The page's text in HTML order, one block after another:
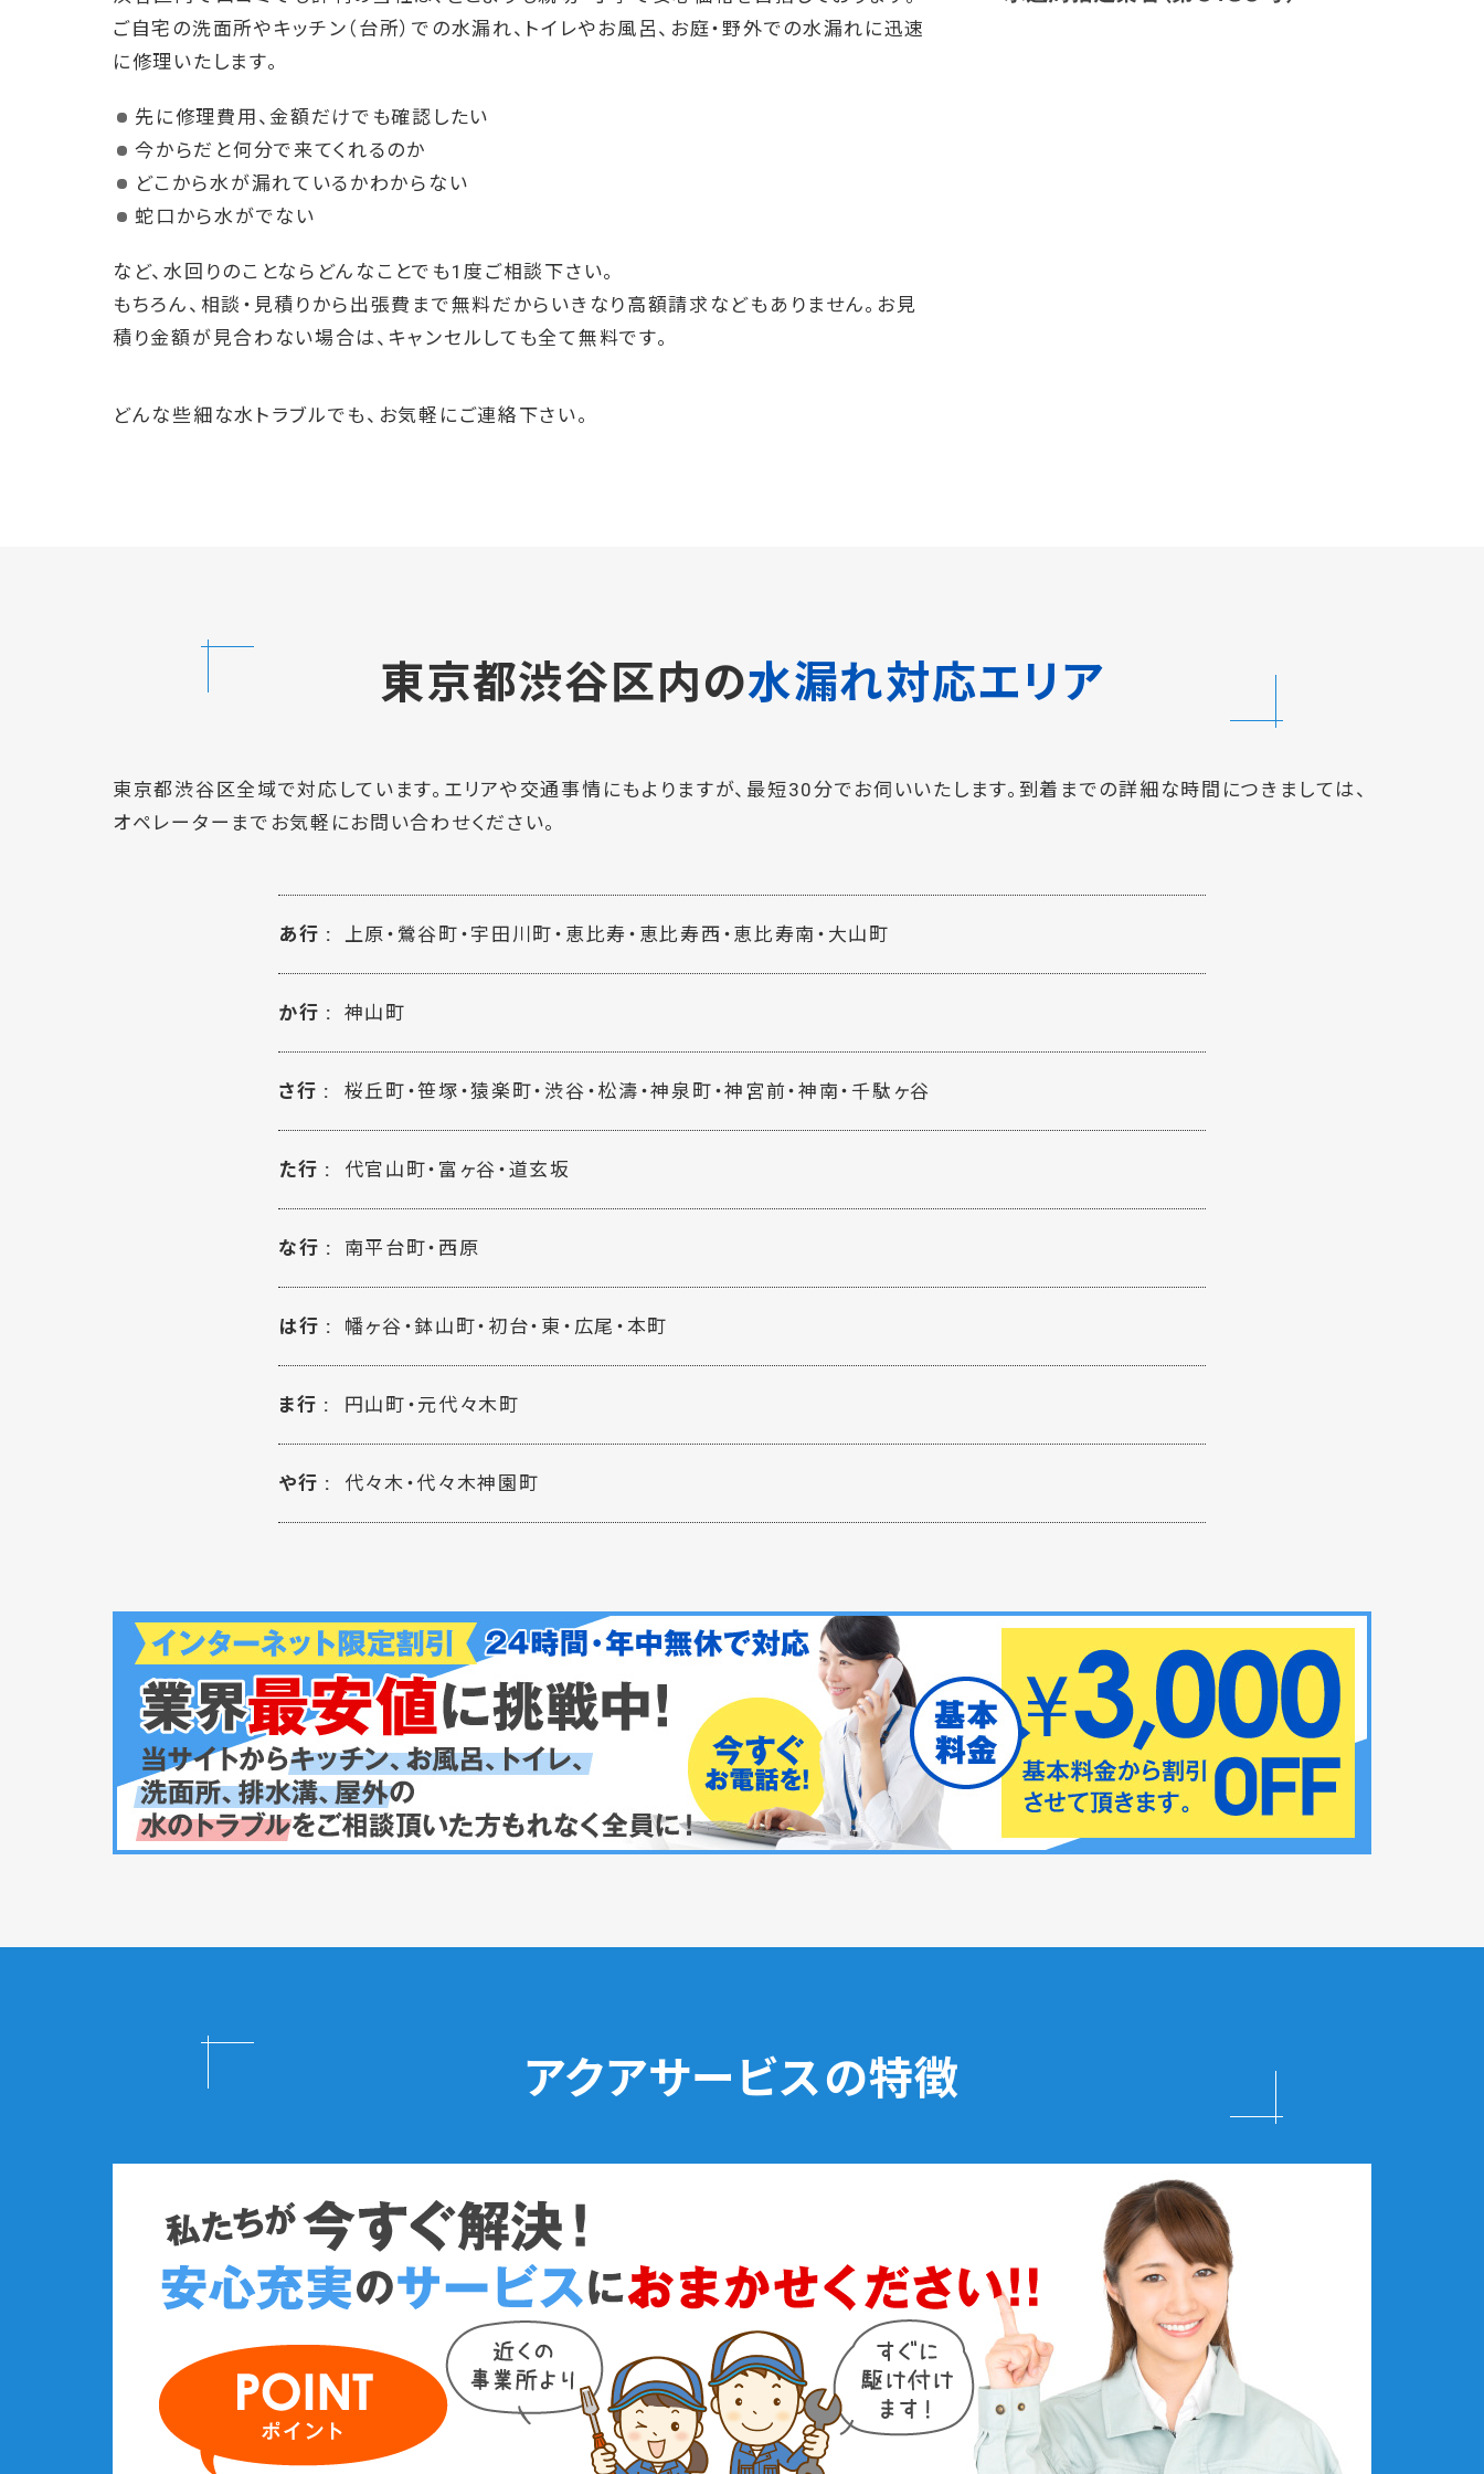
ご自宅の洗面所やキッチン（台所）での水漏れ、トイレやお風呂、お庭・野外での水漏れに迅速
に修理いたします。
先に修理費用、金額だけでも確認したい
今からだと何分で来てくれるのか
どこから水が漏れているかわからない
蛇口から水がでない
など、水回りのことならどんなことでも1度ご相談下さい。
もちろん、相談・見積りから出張費まで無料だからいきなり高額請求などもありません。お見
積り金額が見合わない場合は、キャンセルしても全て無料です。
どんな些細な水トラブルでも、お気軽にご連絡下さい。
東京都渋谷区内の水漏れ対応エリア
東京都渋谷区全域で対応しています。エリアや交通事情にもよりますが、最短30分でお伺いいたします。到着までの詳細な時間につきましては、
オペレーターまでお気軽にお問い合わせください。
あ行 上原・鶯谷町・宇田川町・恵比寿・恵比寿西・恵比寿南・大山町
か行 神山町
さ行 桜丘町・笹塚・猿楽町・渋谷・松濤・神泉町・神宮前・神南・千駄ヶ谷
た行 代官山町・富ヶ谷・道玄坂
な行 南平台町・西原
は行 幡ヶ谷・鉢山町・初台・東・広尾・本町
ま行 円山町・元代々木町
や行 代々木・代々木神園町
アクアサービスの特徴